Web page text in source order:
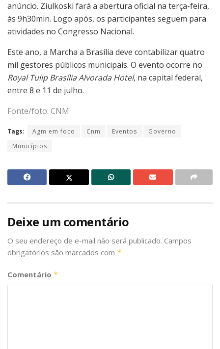
anúncio. Ziulkoski fará a abertura oficial na terça-feira,
às 9h30min. Logo após, os participantes seguem para
atividades no Congresso Nacional.
Este ano, a Marcha a Brasília deve contabilizar quatro
mil gestores públicos municipais. O evento ocorre no
Royal Tulip Brasília Alvorada Hotel, na capital federal,
entre 8 e 11 de julho.
Fonte/foto: CNM
Tags: Agm em foco Cnm Eventos
Governo
Municípios
Deixe um comentário
O seu endereço de e-mail não será publicado. Campos
obrigatórios são marcados com *
Comentário *